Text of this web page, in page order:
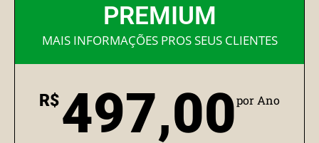
PREMIUM
MAIS INFORMAÇÕES PROS SEUS CLIENTES
R$497,00por Ano